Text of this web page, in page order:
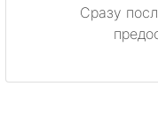
Сразу